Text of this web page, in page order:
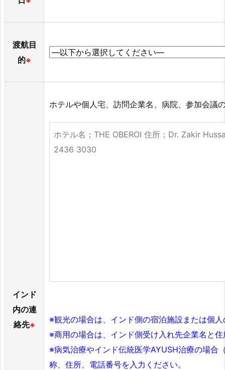
渡航目
的※
インド
内の連
絡先※
ホテルや個人宅、訪問企業名、病院、参加会議
※観光の場合は、インド側の宿泊施設または個
※商用の場合は、インド側受け入れ先企業名と
※病気治療やインド伝統医学AYUSH治療の場合
称、住所、電話番号を入力ください。